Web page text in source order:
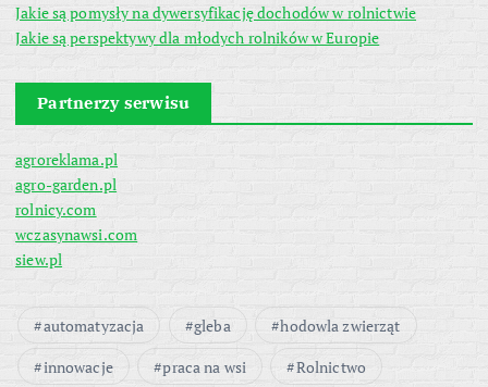
Jakie są pomysły na dywersyfikację dochodów w rolnictwie
Jakie są perspektywy dla młodych rolników w Europie
Partnerzy serwisu
agroreklama.pl
agro-garden.pl
rolnicy.com
wczasynawsi.com
siew.pl
automatyzacja gleba
hodowla zwierząt
innowacje
praca na wsi
Rolnictwo